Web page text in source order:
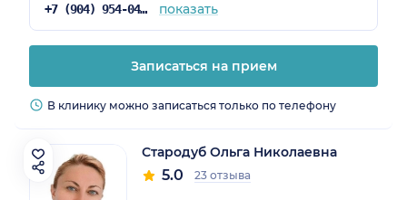
+7 (904) 954-04-78 показать
Записаться на прием
В клинику можно записаться только по телефону
Стародуб Ольга Николаевна
5.0 23 отзыва